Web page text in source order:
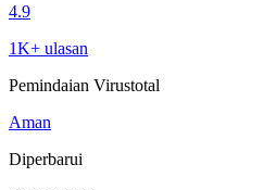
4.9
1K+ ulasan
Pemindaian Virustotal
Aman
Diperbarui